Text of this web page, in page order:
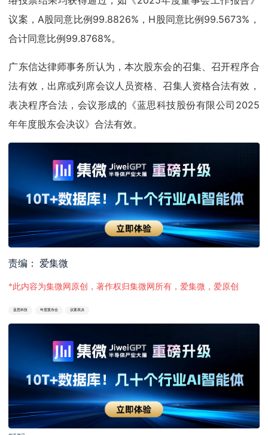
议案，A股同意比例99.8826%，H股同意比例99.5673%，
合计同意比例99.8768%。
广东信达律师事务所认为，本次股东会的召集、召开程序合
法有效，出席或列席会议人员资格、召集人资格合法有效，
表决程序合法，会议形成的《蓝思科技股份有限公司2025
年年度股东会决议》合法有效。
责编： 爱集微
*此内容为集微网原创，著作权归集微网所有，爱集微，爱原创
蓝思科技 年度股东会 议案表决